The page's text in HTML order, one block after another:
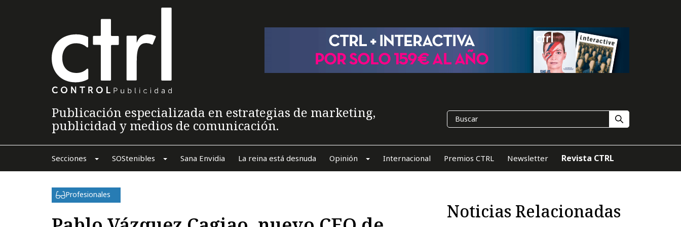
Publicación especializada en estrategias de marketing,
publicidad y medios de comunicación.
Secciones SOStenibles Sana Envidia La reina está desnuda Opinión Internacional Premios CTRL Newsletter Revista CTRL
Profesionales
Noticias Relacionadas